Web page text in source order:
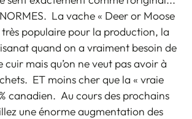
La vache « Deer or Moose
très populaire pour la production, la
quand on a vraiment besoin de
cuir mais qu’on ne veut pas avoir à
ET moins cher que la « vraie
canadien. Au cours des prochains
une énorme augmentation des